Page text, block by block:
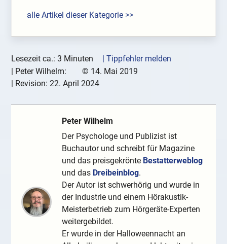
alle Artikel dieser Kategorie >>
Lesezeit ca.: 3 Minuten
| Tippfehler melden
| Peter Wilhelm: © 14. Mai 2019
| Revision:22. April 2024
Peter Wilhelm
Der Psychologe und Publizist ist
Buchautor und schreibt für Magazine
und das preisgekrönte Bestatterweblog
und das Dreibeinblog.
Der Autor ist schwerhörig und wurde in
der Industrie und einem Hörakustik-
Meisterbetrieb zum Hörgeräte-Experten
weitergebildet.
Er wurde in der Halloweennacht an